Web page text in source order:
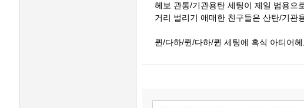
헤보 관통/기관용탄 세팅이 제일 범용으
거리 벌리기 애매한 친구들은 산탄/기관
퀸/다하/퀸/다하/퀸 세팅에 흑식 아티어